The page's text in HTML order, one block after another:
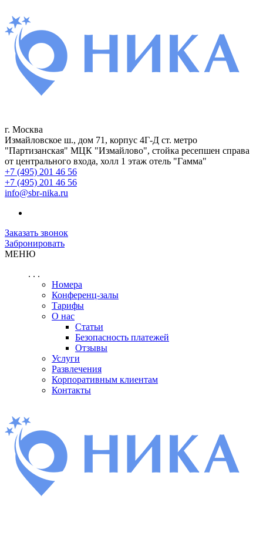
г. Москва
Измайловское ш., дом 71, корпус 4Г-Д ст. метро
"Партизанская" МЦК "Измайлово", стойка ресепшен справа
от центрального входа, холл 1 этаж отель "Гамма"
+7 (495) 201 46 56
+7 (495) 201 46 56
info@sbr-nika.ru
Заказать звонок
Забронировать
МЕНЮ
. . .
Номера
Конференц-залы
Тарифы
О нас
Статьи
Безопасность платежей
Отзывы
Услуги
Развлечения
Корпоративным клиентам
Контакты